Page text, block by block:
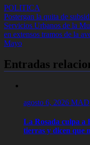
POLITICA
Navegación
de
entradas
Postergan la quita de
Servicios Urbanos de la
en extensos tramos de la
Mayo
Entradas
agosto 6, 2026 MAD
La Rosada culpa a
tierras y dicen que